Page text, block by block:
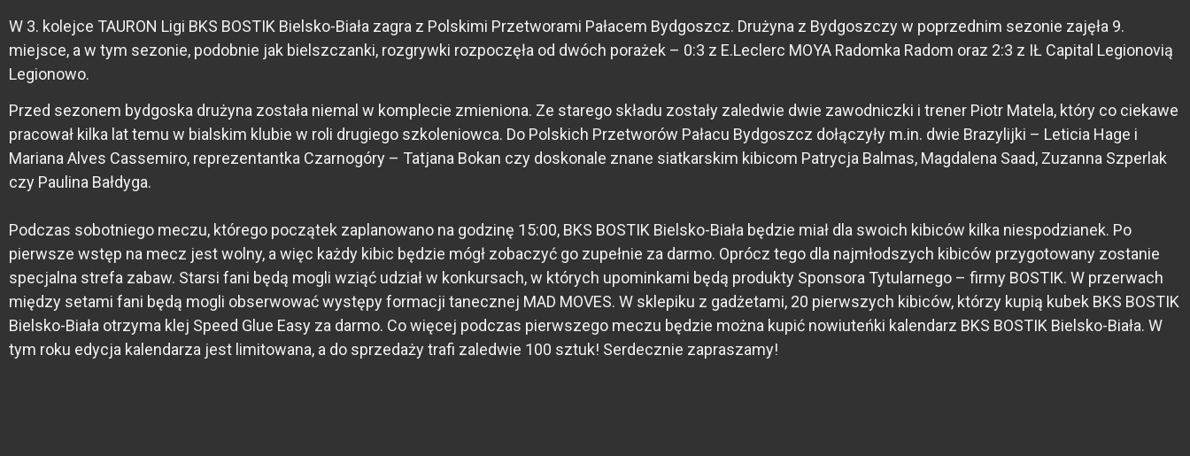
W 3. kolejce TAURON Ligi BKS BOSTIK Bielsko-Biała zagra z Polskimi Przetworami Pałacem Bydgoszcz. Drużyna z Bydgoszczy w poprzednim sezonie zajęła 9.
miejsce, a w tym sezonie, podobnie jak bielszczanki, rozgrywki rozpoczęła od dwóch porażek – 0:3 z E.Leclerc MOYA Radomka Radom oraz 2:3 z IŁ Capital Legionovią
Legionowo.
Przed sezonem bydgoska drużyna została niemal w komplecie zmieniona. Ze starego składu zostały zaledwie dwie zawodniczki i trener Piotr Matela, który co ciekawe
pracował kilka lat temu w bialskim klubie w roli drugiego szkoleniowca. Do Polskich Przetworów Pałacu Bydgoszcz dołączyły m.in. dwie Brazylijki – Leticia Hage i
Mariana Alves Cassemiro, reprezentantka Czarnogóry – Tatjana Bokan czy doskonale znane siatkarskim kibicom Patrycja Balmas, Magdalena Saad, Zuzanna Szperlak
czy Paulina Bałdyga.
Podczas sobotniego meczu, którego początek zaplanowano na godzinę 15:00, BKS BOSTIK Bielsko-Biała będzie miał dla swoich kibiców kilka niespodzianek. Po
pierwsze wstęp na mecz jest wolny, a więc każdy kibic będzie mógł zobaczyć go zupełnie za darmo. Oprócz tego dla najmłodszych kibiców przygotowany zostanie
specjalna strefa zabaw. Starsi fani będą mogli wziąć udział w konkursach, w których upominkami będą produkty Sponsora Tytularnego – firmy BOSTIK. W przerwach
między setami fani będą mogli obserwować występy formacji tanecznej MAD MOVES. W sklepiku z gadżetami, 20 pierwszych kibiców, którzy kupią kubek BKS BOSTIK
Bielsko-Biała otrzyma klej Speed Glue Easy za darmo. Co więcej podczas pierwszego meczu będzie można kupić nowiuteńki kalendarz BKS BOSTIK Bielsko-Biała. W
tym roku edycja kalendarza jest limitowana, a do sprzedaży trafi zaledwie 100 sztuk! Serdecznie zapraszamy!